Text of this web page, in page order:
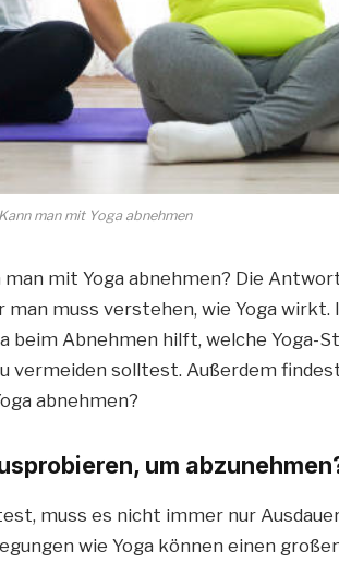
Kann man mit Yoga abnehmen
mit Yoga abnehmen? Die
man muss verstehen, wie Yoga wirkt.
beim Abnehmen hilft, welche Yoga-
vermeiden solltest. Außerdem
abnehmen?
um
muss es nicht immer nur
wie Yoga können einen